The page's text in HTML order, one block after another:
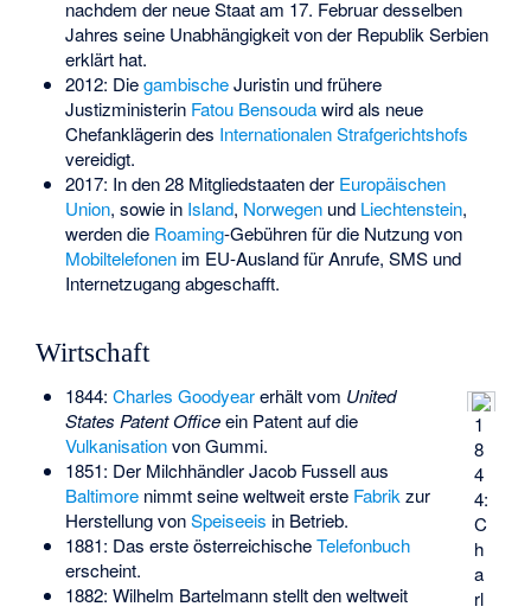
nachdem der neue Staat am 17. Februar desselben
Jahres seine Unabhängigkeit von der Republik Serbien
erklärt hat.
2012: DiegambischeJuristin und frühere
Justizministerin Fatou Bensoudawird als neue
Chefanklägerin des Internationalen Strafgerichtshofs
vereidigt.
2017: In den 28 Mitgliedstaaten der Europäischen
Union, sowie in Island, Norwegenund Liechtenstein,
werden die Roaming-Gebühren für die Nutzung von
Mobiltelefonenim EU-Ausland für Anrufe, SMS und
Internetzugang abgeschafft.
Wirtschaft
1
8
4
4:
C
h
a
rl
1844: Charles Goodyearerhält vom United
States Patent Officeein Patent auf die
Vulkanisationvon Gummi.
1851: Der Milchhändler Jacob Fussell aus
Baltimorenimmt seine weltweit erste Fabrik zur
Herstellung vonSpeiseeis in Betrieb.
1881: Das erste österreichischeTelefonbuch
erscheint.
1882: Wilhelm Bartelmannstellt den weltweit